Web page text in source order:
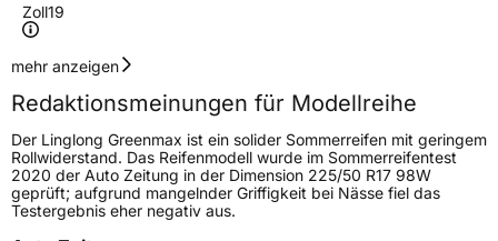
Zoll19
Geschwindigkeitsindex
Höchstgeschwindigkeit
270 km/h
Lastindex98
Höchstlast750 kg
mehr anzeigen
Redaktionsmeinungen für Modellreihe
Der Linglong Greenmax ist ein solider Sommerreifen mit geringem
Rollwiderstand. Das Reifenmodell wurde im Sommerreifentest
2020 der Auto Zeitung in der Dimension 225/50 R17 98W
geprüft; aufgrund mangelnder Griffigkeit bei Nässe fiel das
Testergebnis eher negativ aus.